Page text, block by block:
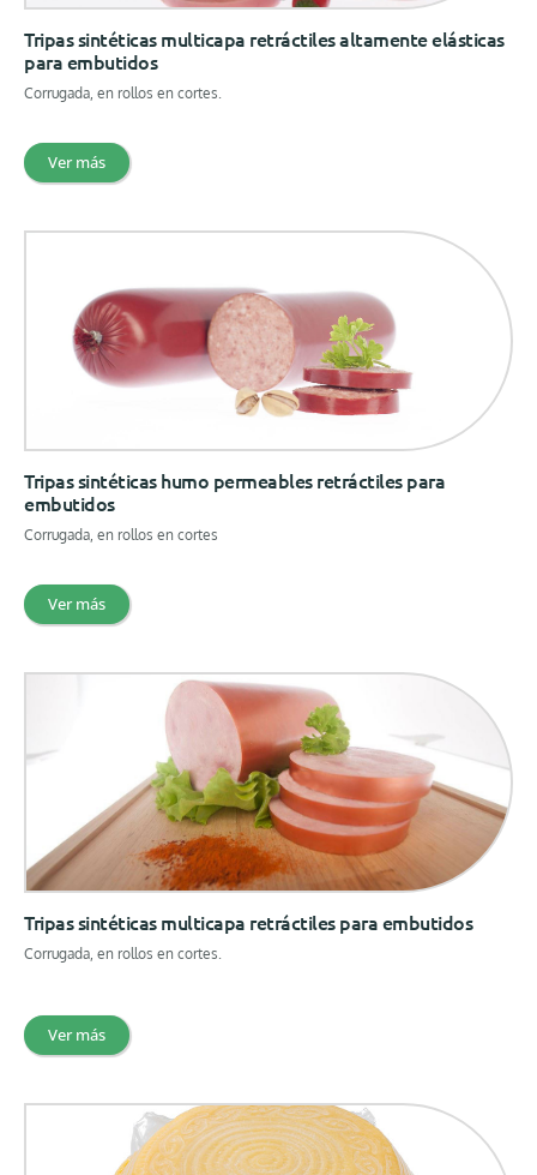
Tripas sintéticas multicapa retráctiles altamente elásticas
para embutidos
Corrugada, en rollos en cortes.
Ver más
Tripas sintéticas humo permeables retráctiles para
embutidos
Corrugada, en rollos en cortes
Ver más
Tripas sintéticas multicapa retráctiles para embutidos
Corrugada, en rollos en cortes.
Ver más